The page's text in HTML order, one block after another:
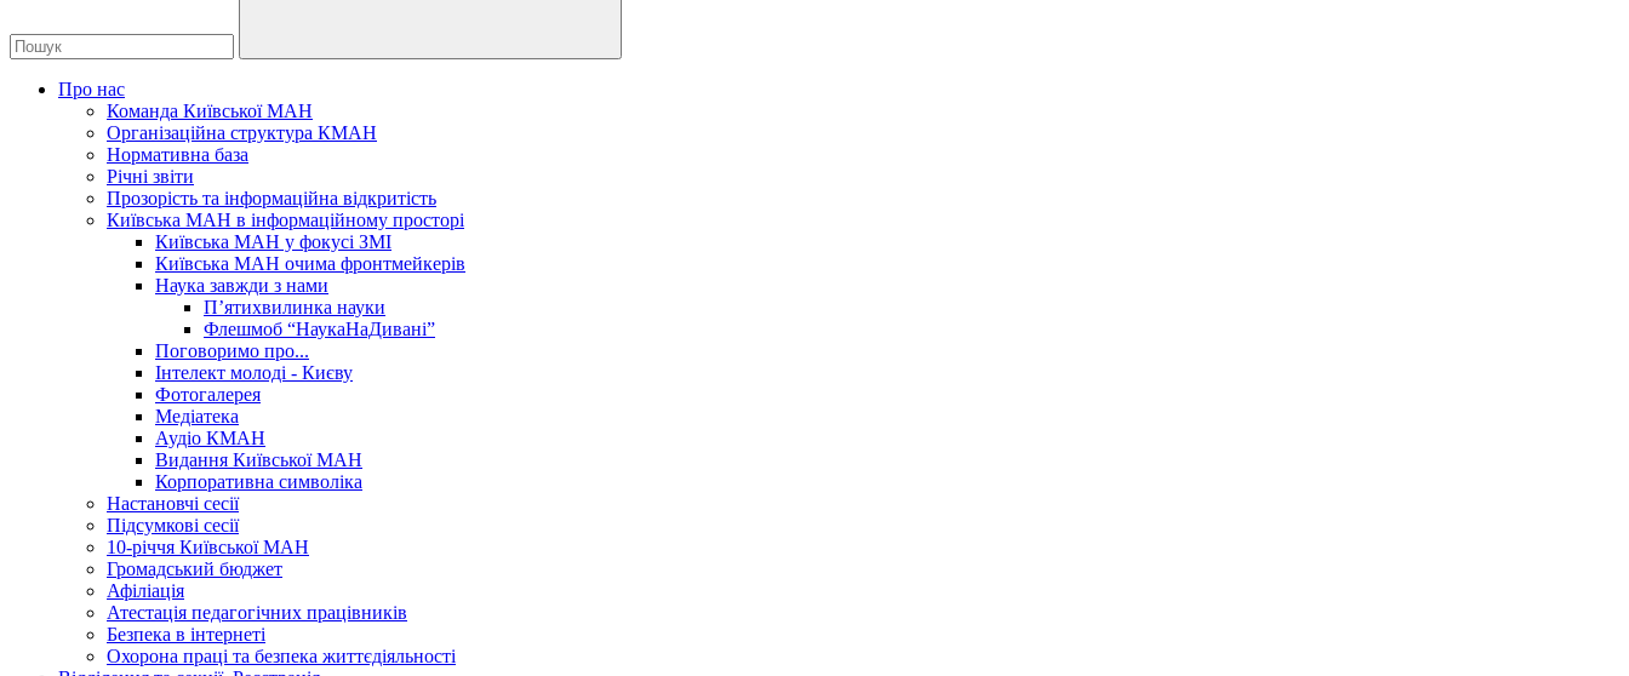
Про нас
Команда Київської МАН
Організаційна структура КМАН
Нормативна база
Річні звіти
Прозорість та інформаційна відкритість
Київська МАН в інформаційному просторі
Київська МАН у фокусі ЗМІ
Київська МАН очима фронтмейкерів
Наука завжди з нами
П’ятихвилинка науки
Флешмоб “НаукаНаДивані”
Поговоримо про...
Інтелект молоді - Києву
Фотогалерея
Медіатека
Аудіо КМАН
Видання Київської МАН
Корпоративна символіка
Настановчі сесії
Підсумкові сесії
10-річчя Київської МАН
Громадський бюджет
Афіліація
Атестація педагогічних працівників
Безпека в інтернеті
Охорона праці та безпека життєдіяльності